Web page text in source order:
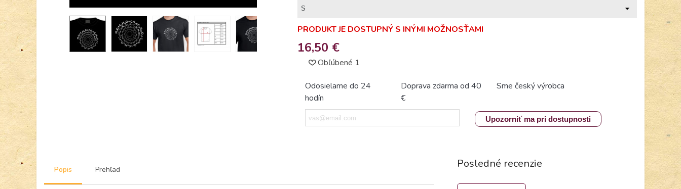
PRODUKT JE DOSTUPNÝ S INÝMI MOŽNOSŤAMI
16,50 €
Obľúbené 1
Odosielame do 24
hodín
Doprava zdarma od 40
€
Sme český výrobca
Upozorniť ma pri dostupnosti
Popis Prehľad Posledné recenzie